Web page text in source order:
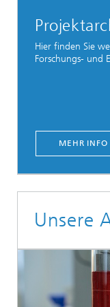
Hier finden Sie
Forschungs- und
MEHR INFO
Unsere